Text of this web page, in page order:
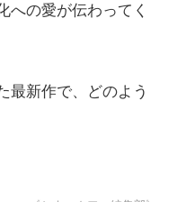
への愛が伝わってく
最新作で、どのよう